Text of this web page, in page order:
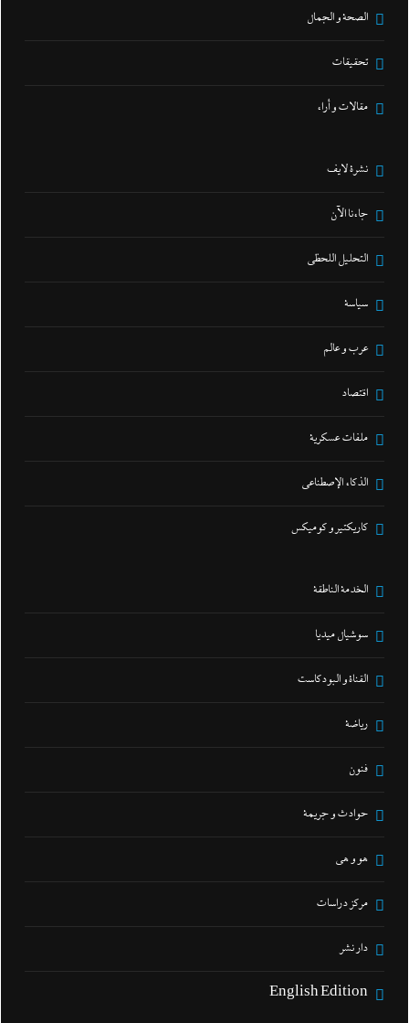
الصحة و الجمال
تحقيقات
مقالات و أراء
نشرة لايف
جاءنا الآن
التحليل اللحظي
سياسة
عرب و عالم
اقتصاد
ملفات عسكرية
الذكاء الإصطناعي
كاريكتير و كوميكس
الخدمة الناطقة
سوشيال ميديا
القناة و البودكاست
رياضة
فنون
حوادث و جريمة
هو و هي
مركز دراسات
دار نشر
English Edition